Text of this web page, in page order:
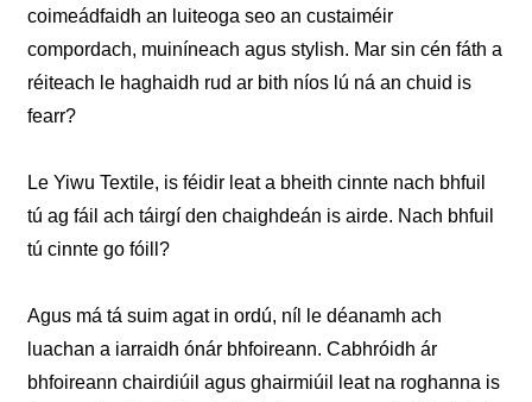
coimeádfaidh an luiteoga seo an custaiméir
compordach, muiníneach agus stylish. Mar sin cén fáth a
réiteach le haghaidh rud ar bith níos lú ná an chuid is
fearr?
Le Yiwu Textile, is féidir leat a bheith cinnte nach bhfuil
tú ag fáil ach táirgí den chaighdeán is airde. Nach bhfuil
tú cinnte go fóill?
Agus má tá suim agat in ordú, níl le déanamh ach
luachan a iarraidh ónár bhfoireann. Cabhróidh ár
bhfoireann chairdiúil agus ghairmiúil leat na roghanna is